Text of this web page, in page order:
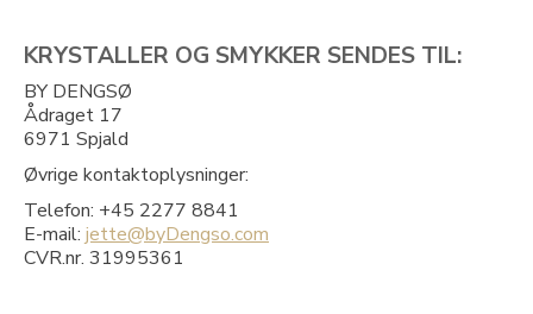
KRYSTALLER OG SMYKKER SENDES TIL:
BY DENGSØ
Ådraget 17
6971 Spjald
Øvrige kontaktoplysninger:
Telefon: +45 2277 8841
E-mail: jette@byDengso.com
CVR.nr. 31995361